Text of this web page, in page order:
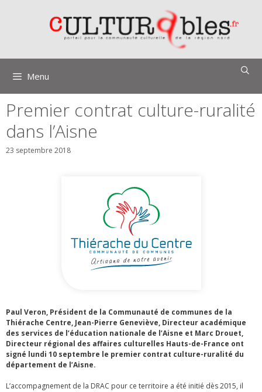
Menu
Premier contrat culture-ruralité
dans l’Aisne
23 septembre 2018
Paul Veron, Président de la Communauté de communes de la
Thiérache Centre, Jean-Pierre Geneviève, Directeur académique
des services de l’éducation nationale de l’Aisne et Marc Drouet,
Directeur régional des affaires culturelles Hauts-de-France ont
signé lundi 10 septembre le premier contrat culture-ruralité du
département de l’Aisne.
L’accompagnement de la DRAC pour ce territoire a été initié dès 2015, il